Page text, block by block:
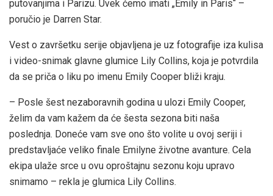
putovanjima i Parizu. Uvek ćemo imati „Emily in Paris“ –
poručio je Darren Star.
Vest o završetku serije objavljena je uz fotografije iza kulisa
i video-snimak glavne glumice Lily Collins, koja je potvrdila
da se priča o liku po imenu Emily Cooper bliži kraju.
– Posle šest nezaboravnih godina u ulozi Emily Cooper,
želim da vam kažem da će šesta sezona biti naša
poslednja. Doneće vam sve ono što volite u ovoj seriji i
predstavljaće veliko finale Emilyne životne avanture. Cela
ekipa ulaže srce u ovu oproštajnu sezonu koju upravo
snimamo – rekla je glumica Lily Collins.